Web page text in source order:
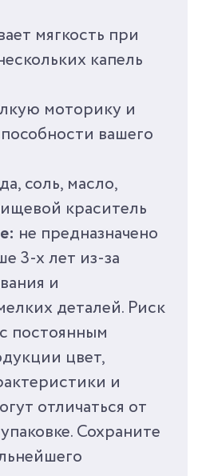
мягкость при
капель
моторику и
вашего
соль, масло,
краситель
не предназначено
3-х лет из-за
и
деталей. Риск
постоянным
цвет,
и
отличаться от
Сохраните